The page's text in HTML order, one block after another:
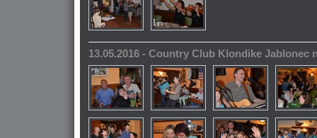
13.05.2016 - Country Club Klondike Jablonec